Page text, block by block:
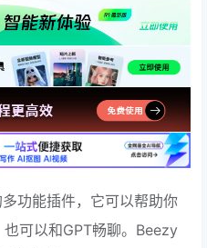
功能插件，它可以帮助你
可以和GPT畅聊。Beezy